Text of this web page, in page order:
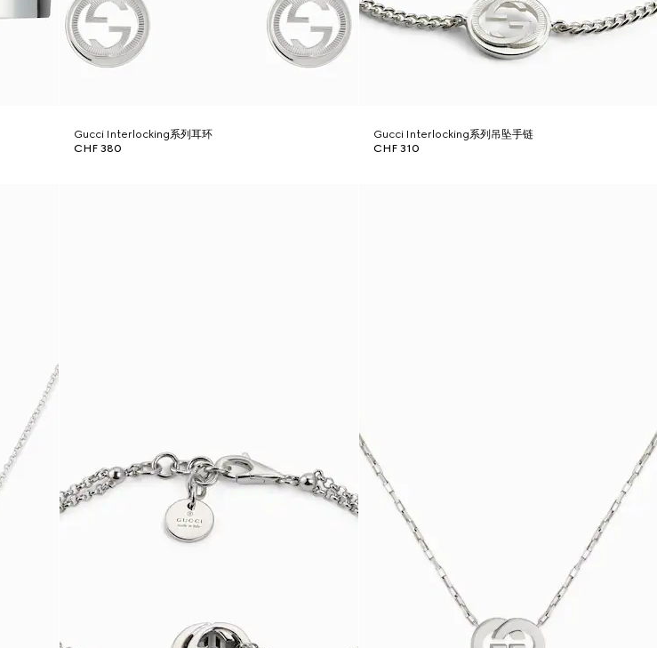
Gucci Interlocking系列耳环
CHF 380
Gucci Interlocking系列吊坠手链
CHF 310